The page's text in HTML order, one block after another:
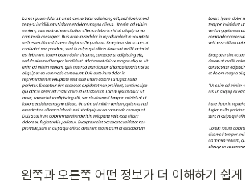
왼쪽과 오른쪽 어떤 정보가 더 이해하기 쉽